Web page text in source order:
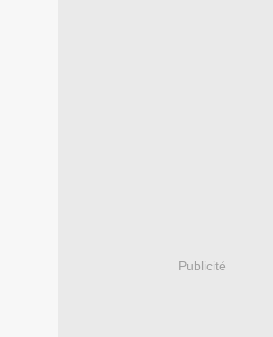
Publicité